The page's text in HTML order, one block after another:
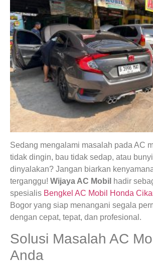
Sedang mengalami masalah pada AC
tidak dingin, bau tidak sedap, atau
dinyalakan? Jangan biarkan
terganggu! Wijaya AC Mobil hadir
spesialis Bengkel AC Mobil Honda
Bogor yang siap menangani segala
dengan cepat, tepat, dan profesional.
Solusi Masalah AC
Anda